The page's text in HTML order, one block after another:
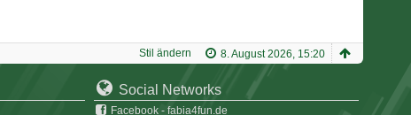
8. August 2026, 15:20
Stil ändern
Social Networks
Facebook - fabia4fun.de